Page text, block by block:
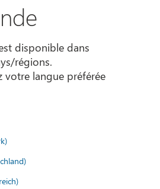
disponible dans
régions.
votre langue préférée